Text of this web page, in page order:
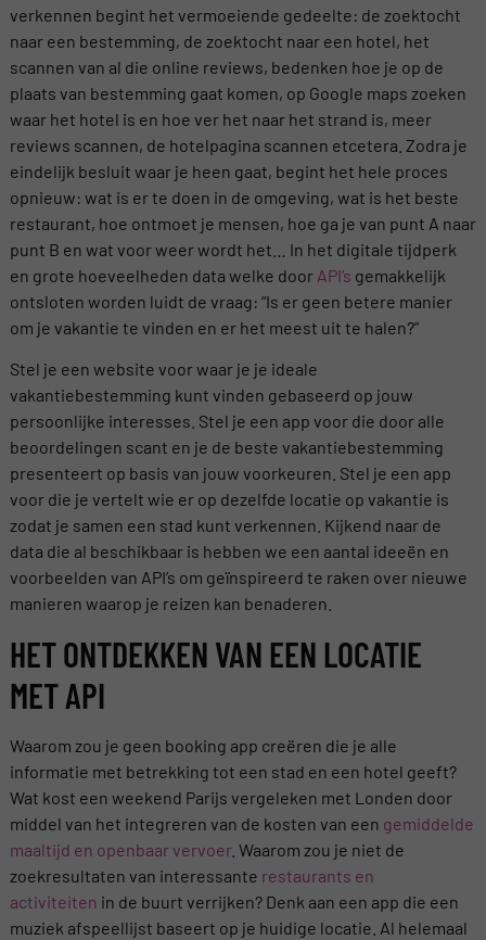
verkennen begint het vermoeiende gedeelte: de zoektocht
naar een bestemming, de zoektocht naar een hotel, het
scannen van al die online reviews, bedenken hoe je op de
plaats van bestemming gaat komen, op Google maps zoeken
waar het hotel is en hoe ver het naar het strand is, meer
reviews scannen, de hotelpagina scannen etcetera. Zodra je
eindelijk besluit waar je heen gaat, begint het hele proces
opnieuw: wat is er te doen in de omgeving, wat is het beste
restaurant, hoe ontmoet je mensen, hoe ga je van punt A naar
punt B en wat voor weer wordt het… In het digitale tijdperk
en grote hoeveelheden data welke door API’s gemakkelijk
ontsloten worden luidt de vraag: “Is er geen betere manier
om je vakantie te vinden en er het meest uit te halen?”
Stel je een website voor waar je je ideale
vakantiebestemming kunt vinden gebaseerd op jouw
persoonlijke interesses. Stel je een app voor die door alle
beoordelingen scant en je de beste vakantiebestemming
presenteert op basis van jouw voorkeuren. Stel je een app
voor die je vertelt wie er op dezelfde locatie op vakantie is
zodat je samen een stad kunt verkennen. Kijkend naar de
data die al beschikbaar is hebben we een aantal ideeën en
voorbeelden van API’s om geïnspireerd te raken over nieuwe
manieren waarop je reizen kan benaderen.
HET ONTDEKKEN VAN EEN LOCATIE
MET API
Waarom zou je geen booking app creëren die je alle
informatie met betrekking tot een stad en een hotel geeft?
Wat kost een weekend Parijs vergeleken met Londen door
middel van het integreren van de kosten van een gemiddelde
maaltijd en openbaar vervoer. Waarom zou je niet de
zoekresultaten van interessante restaurants en
activiteiten in de buurt verrijken? Denk aan een app die een
muziek afspeellijst baseert op je huidige locatie. Al helemaal